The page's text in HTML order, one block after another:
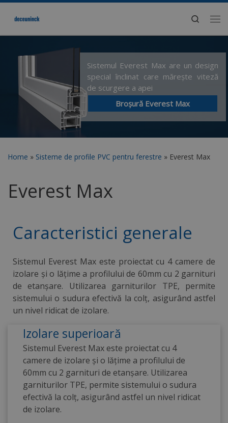
Search
Sistemul Everest Max are un design
special înclinat care mărește viteză
de scurgere a apei
Broșură Everest Max
Home » Sisteme de profile PVC pentru ferestre » Everest Max
Everest Max
Caracteristici generale
Sistemul Everest Max este proiectat cu 4 camere de
izolare și o lățime a profilului de 60mm cu 2 garnituri
de etanșare. Utilizarea garniturilor TPE, permite
sistemului o sudura efectivă la colț, asigurând astfel
un nivel ridicat de izolare.
Izolare superioară
Sistemul Everest Max este proiectat cu 4
camere de izolare și o lățime a profilului de
60mm cu 2 garnituri de etanșare. Utilizarea
garniturilor TPE, permite sistemului o sudura
efectivă la colț, asigurând astfel un nivel ridicat
de izolare.